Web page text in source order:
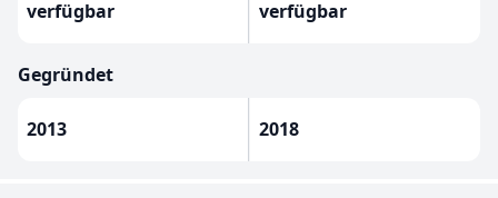
verfügbar
verfügbar
Gegründet
2013 2018